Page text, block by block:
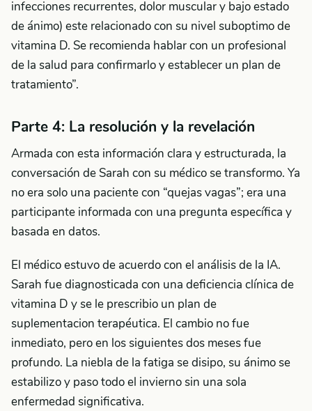
infecciones recurrentes, dolor muscular y bajo estado
de ánimo) este relacionado con su nivel suboptimo de
vitamina D. Se recomienda hablar con un profesional
de la salud para confirmarlo y establecer un plan de
tratamiento”.
Parte 4: La resolución y la revelación
Armada con esta información clara y estructurada, la
conversación de Sarah con su médico se transformo. Ya
no era solo una paciente con “quejas vagas”; era una
participante informada con una pregunta específica y
basada en datos.
El médico estuvo de acuerdo con el análisis de la IA.
Sarah fue diagnosticada con una deficiencia clínica de
vitamina D y se le prescribio un plan de
suplementacion terapéutica. El cambio no fue
inmediato, pero en los siguientes dos meses fue
profundo. La niebla de la fatiga se disipo, su ánimo se
estabilizo y paso todo el invierno sin una sola
enfermedad significativa.